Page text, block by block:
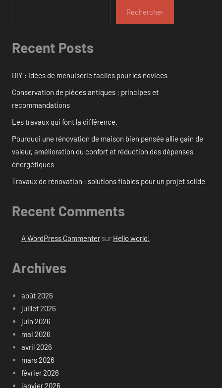
Rechercher
Recent Posts
DIY : Idées de menuiserie faciles pour les novices
Conservation de pièces antiques : principes et
recommandations
Les travaux qui font la différence.
Pourquoi une rénovation de maison bien pensée allie gain de
valeur, amélioration du confort et réduction des dépenses
énergétiques
Travaux de rénovation : solutions fiables pour un projet solide
Recent Comments
A WordPress Commentersur Hello world!
Archives
août 2026
juillet 2026
juin 2026
mai 2026
avril 2026
mars 2026
février 2026
janvier 2026